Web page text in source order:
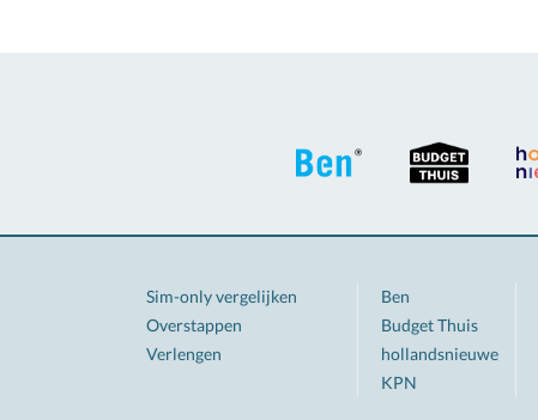
Sim-only vergelijken
Overstappen
Verlengen
Ben
Budget Thuis
hollandsnieuwe
KPN